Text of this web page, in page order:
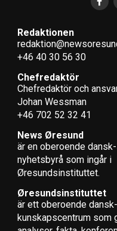
Redaktionen
+46 40 30 56 30
Chefredaktör
Chefredaktör och
Johan Wessman
+46 702 52 32 41
News Øresund
är en oberoende
nyhets­byrå som ingår i
Øresundsinstituttet.
Øresundsinstituttet
är ett oberoende
kunskapscentrum som